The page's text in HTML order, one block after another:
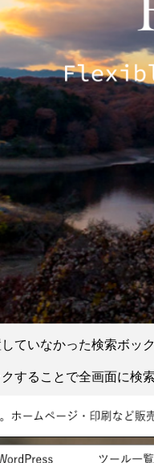
ていなかった検索ボッ
することで全画面に検